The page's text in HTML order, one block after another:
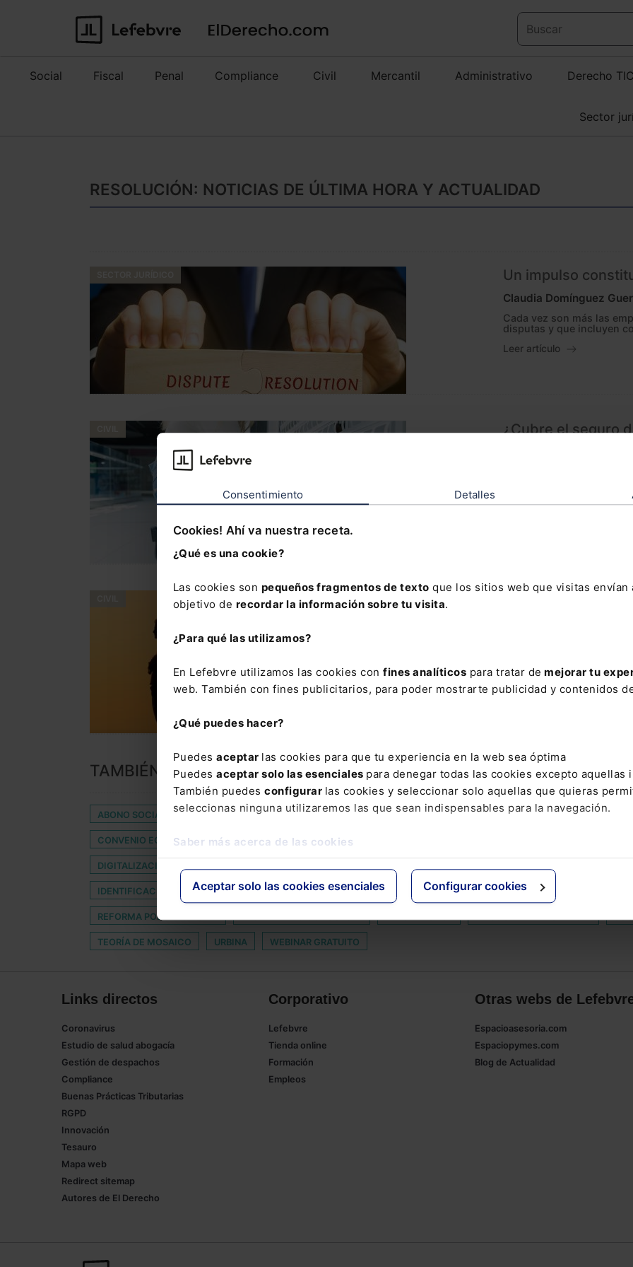
Consentimiento Detalles
Cookies! Ahí va nuestra receta.
¿Qué es una cookie?
Las cookies son pequeños fragmentos de texto que los sitios web que visitas envían
objetivo de recordar la información sobre tu visita.
¿Para qué las utilizamos?
En Lefebvre utilizamos las cookies con fines analíticos para tratar de mejorar tu
web. También con fines publicitarios, para poder mostrarte publicidad y contenidos
¿Qué puedes hacer?
Puedes aceptar las cookies para que tu experiencia en la web sea óptima
Puedes aceptar solo las esenciales para denegar todas las cookies excepto aquellas
También puedes configurar las cookies y seleccionar solo aquellas que quieras
seleccionas ninguna utilizaremos las que sean indispensables para la navegación.
Saber más acerca de las cookies
Aceptar solo las cookies esenciales Configurar cookies
Social Fiscal Penal Compliance Civil Mercantil Administrativo Derecho TIC
Sector
RESOLUCIÓN: NOTICIAS DE ÚLTIMA HORA Y ACTUALIDAD
Un impulso
Claudia Domínguez
Cada vez son más las
disputas y que incluyen
Leer artículo
¿Cubre el seguro
actividad causada
Según el autor, parece
gobierno a causa de una
"paralización de
La pensión
TAMBIÉN TE PUEDE INTERESAR
ABONO SOCIAL AGRAVADOS ALLANAMIENTO DE MORADA AMURAVELA COGOBERNANZA ECONÓMICA
CONVENIO ECONÓMICO CON NAVARRA DELEGADAS
DIGITALIZACIÓN DE ACTUACIONES NOTARIALES Y REGISTRALES
IDENTIFICACION INGENIERÍA INFORMÁTICA LICENCIA MUNICIPAL MODERNIZACIÓN DE LA JUSTICIA
REFORMA PODER JUDICIAL REGLAMENTO CONCURSAL REPUTATIONUP RIESGO EN LA LACTANCIA
TEORÍA DE MOSAICO URBINA WEBINAR GRATUITO
Links directos
Coronavirus
Estudio de salud abogacía
Gestión de despachos
Compliance
Buenas Prácticas Tributarias
RGPD
Innovación
Tesauro
Mapa web
Redirect sitemap
Autores de El Derecho
Corporativo
Lefebvre
Tienda online
Formación
Empleos
Otras webs de
Espacioasesoria.com
Espaciopymes.com
Blog de Actualidad